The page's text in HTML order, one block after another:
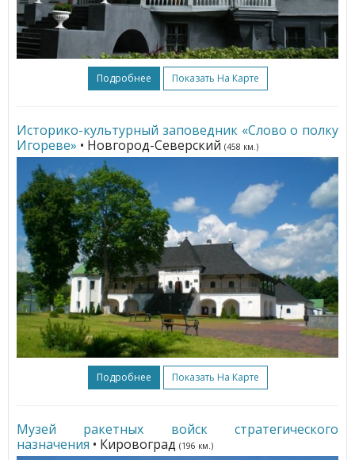
Подробнее Показать На Карте
Историко-культурный заповедник «Слово о полку
Игореве» • Новгород-Северский (458 км.)
Подробнее Показать На Карте
Музей ракетных войск стратегического
назначения • Кировоград (196 км.)